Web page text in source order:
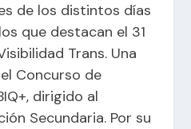
de los distintos días
que destacan el 31
Trans. Una
Concurso de
dirigido al
Secundaria. Por su